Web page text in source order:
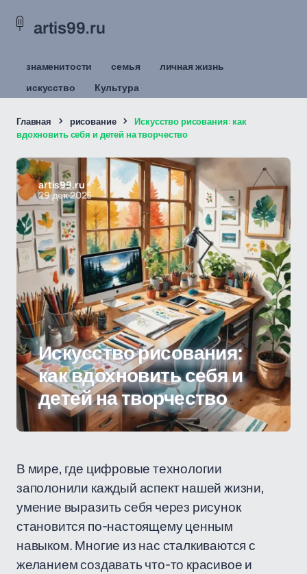
artis99.ru
знаменитости семья
личная жизнь
искусство
Культура
Главная рисование
Искусство рисования: как
вдохновить себя и детей на творчество
artis99.ru
29 дек 2025
Искусство рисования:
как вдохновить себя и
детей на творчество
В мире, где цифровые технологии
заполонили каждый аспект нашей жизни,
умение выразить себя через рисунок
становится по-настоящему ценным
навыком. Многие из нас сталкиваются с
желанием создавать что-то красивое и